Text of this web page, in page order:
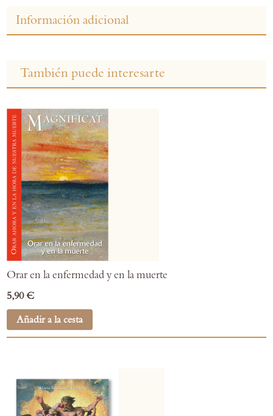
Información adicional
También puede interesarte
Orar en la enfermedad y en la muerte
5,90 €
Añadir a la cesta